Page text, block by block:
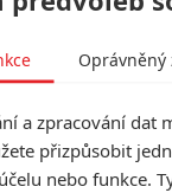
které chce
Safechucka,
obraz
všech
Oprávněný
a zpracování
přizpůsobit
nebo funkce.